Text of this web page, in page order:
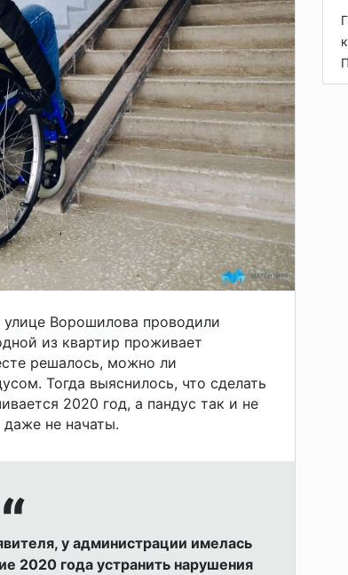
Ворошилова проводили
из квартир проживает
решалось, можно ли
Тогда выяснилось, что сделать
2020 год, а пандус так и не
не начаты.
у администрации имелась
2020 года устранить нарушения